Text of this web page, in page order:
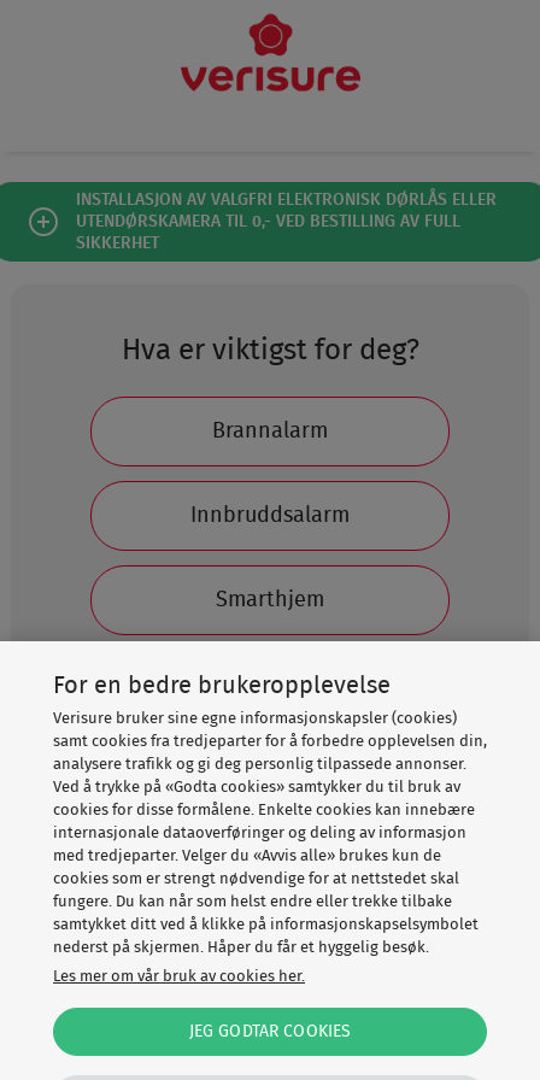
INSTALLASJON AV VALGFRI ELEKTRONISK DØRLÅS ELLER
UTENDØRSKAMERA TIL 0,- VED BESTILLING AV FULL
SIKKERHET
Hva er viktigst for deg?
Brannalarm
Innbruddsalarm
Smarthjem
12%
Her starter du din prisforespørsel. Svarene dine
hjelper oss med å forstå dine behov, og skreddersy et
tilbud til akkurat din bolig. Etter testen kontakter vi
deg med et uforpliktende pristilbud per telefon
og/eller sms som du kan vurdere i ro og mak.
For en bedre brukeropplevelse
Verisure bruker sine egne informasjonskapsler (cookies)
samt cookies fra tredjeparter for å forbedre opplevelsen din,
analysere trafikk og gi deg personlig tilpassede annonser.
Ved å trykke på «Godta cookies» samtykker du til bruk av
cookies for disse formålene. Enkelte cookies kan innebære
internasjonale dataoverføringer og deling av informasjon
med tredjeparter. Velger du «Avvis alle» brukes kun de
cookies som er strengt nødvendige for at nettstedet skal
fungere. Du kan når som helst endre eller trekke tilbake
samtykket ditt ved å klikke på informasjonskapselsymbolet
nederst på skjermen. Håper du får et hyggelig besøk.
Les mer om vår bruk av cookies her.
JEG GODTAR COOKIES